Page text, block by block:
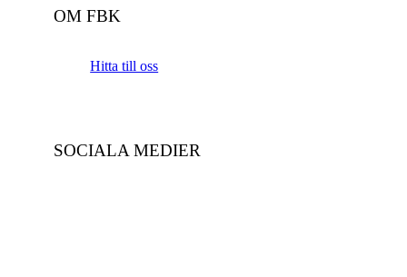
OM FBK
Hitta till oss
SOCIALA MEDIER